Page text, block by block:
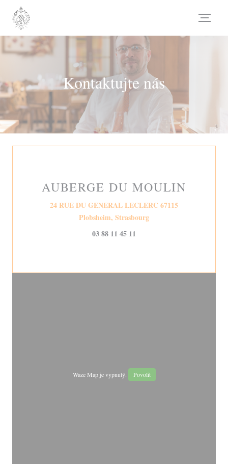
Panel pro správu cookies
Kontaktujte nás
AUBERGE DU MOULIN
24 RUE DU GENERAL LECLERC 67115
Plobsheim, Strasbourg((otevře se v novém
03 88 11 45 11
Waze Map je vypnutý. Povolit